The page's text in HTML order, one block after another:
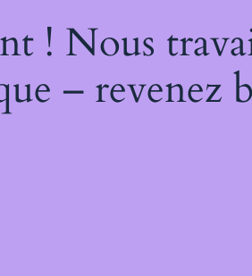
! Nous
– revenez